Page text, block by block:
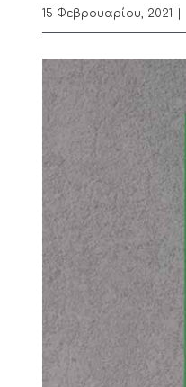
15 Φεβρουαρίου, 2021
View
Larger
Image